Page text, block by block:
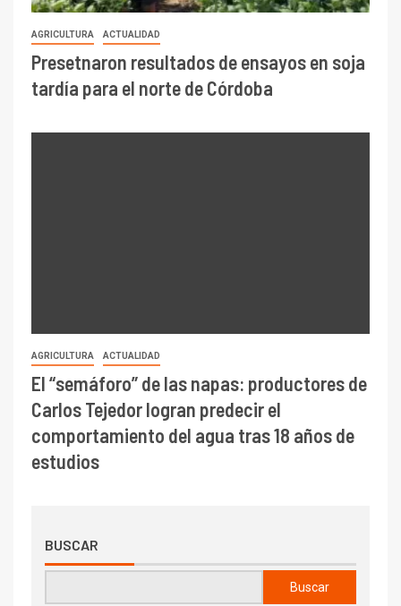
AGRICULTURA ACTUALIDAD
Presetnaron resultados de ensayos en soja
tardía para el norte de Córdoba
AGRICULTURA ACTUALIDAD
El “semáforo” de las napas: productores de
Carlos Tejedor logran predecir el
comportamiento del agua tras 18 años de
estudios
BUSCAR
Buscar